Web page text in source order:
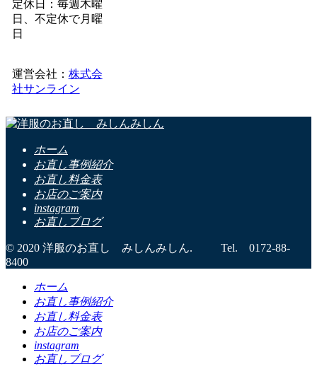
定休日：毎週木曜
日、不定休で月曜
日
運営会社： 株式会
社サンライン
ホーム
お直し事例紹介
お直し料金表
お店のご案内
instagram
お直しブログ
© 2020 洋服のお直し みしんみしん. Tel. 0172-88-
8400
ホーム
お直し事例紹介
お直し料金表
お店のご案内
instagram
お直しブログ